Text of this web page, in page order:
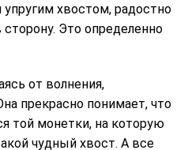
хвостом, радостно
Это определенно
от волнения,
прекрасно понимает, что
той монетки, на которую
чудный хвост. А все